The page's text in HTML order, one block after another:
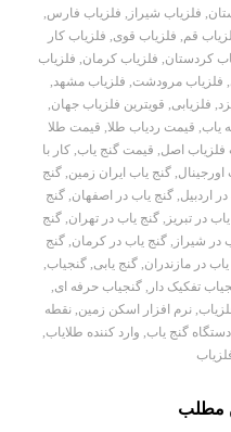
, فلزیاب شیراز , فلزیاب فارس,
قم, فلزیاب قوی, فلزیاب کار
کردستان, فلزیاب کرمان, فلزیاب
, فلزیاب مرودشت, فلزیاب مشهد,
, فلزیابی, قویترین فلزیاب جهان,
یاب, قیمت ردیاب طلا, قیمت طلا
فلزیاب اصل, قیمت گنج یاب,کار با
اورجینال,گنج یاب ایران زمین,گنج
اردبیل, گنج یاب در اصفهان, گنج
در تبریز ,گنج یاب در تهران,گنج
در شیراز ,گنج یاب در کرمان,گنج
در مازندران, گنج یابی, گنجیاب,
تفکیک دار , گنجیاب حرفه ای,
, نرم افزار اسکن زمین, نقطه
دستگاه گنج یاب, وارد کننده طلایاب,
مطلب